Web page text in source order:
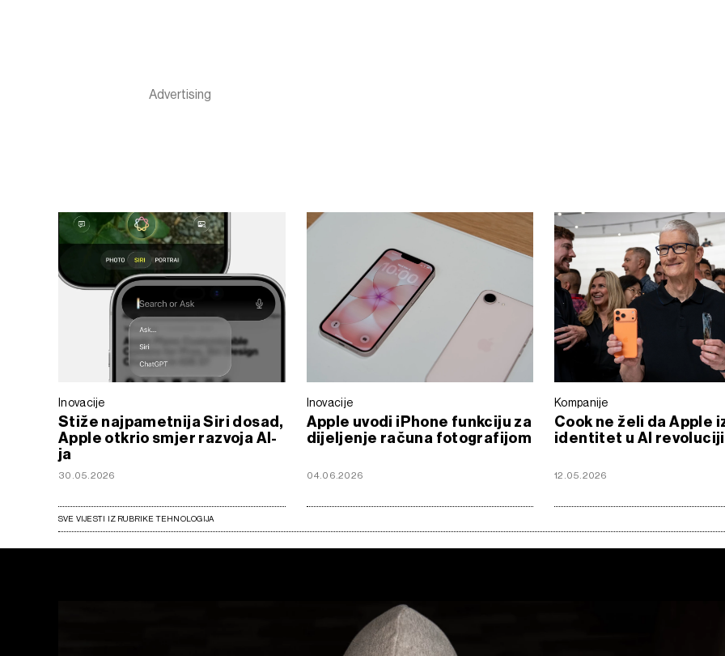
Inovacije
Stiže najpametnija Siri dosad,
Apple otkrio smjer razvoja AI-
ja
30.05.2026
Inovacije
Apple uvodi iPhone funkciju za
dijeljenje računa fotografijom
04.06.2026
Kompanije
Cook ne želi da Apple
identitet u AI revoluciji
12.05.2026
SVE VIJESTI IZ RUBRIKE TEHNOLOGIJA